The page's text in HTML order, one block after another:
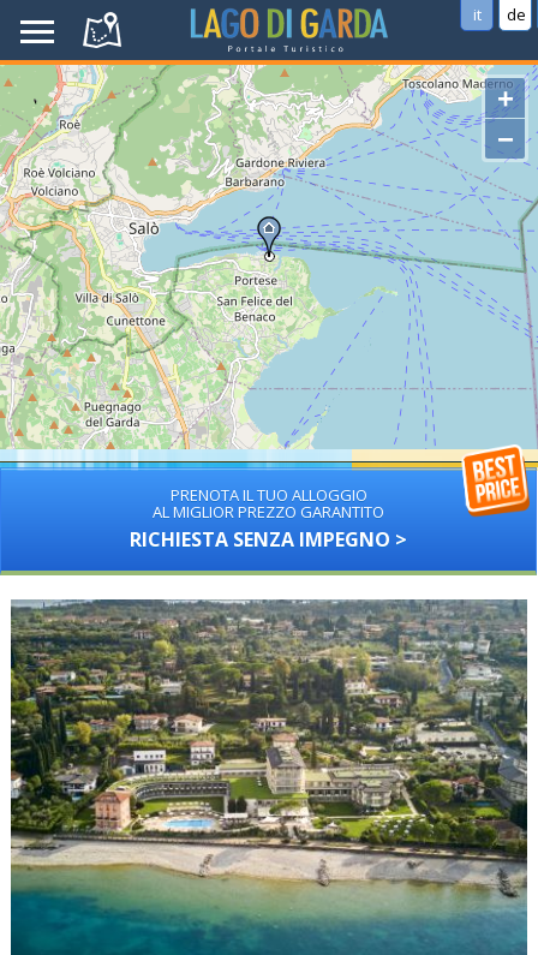
it de
+
−
PRENOTA IL TUO ALLOGGIO
AL MIGLIOR PREZZO GARANTITO
RICHIESTA SENZA IMPEGNO >